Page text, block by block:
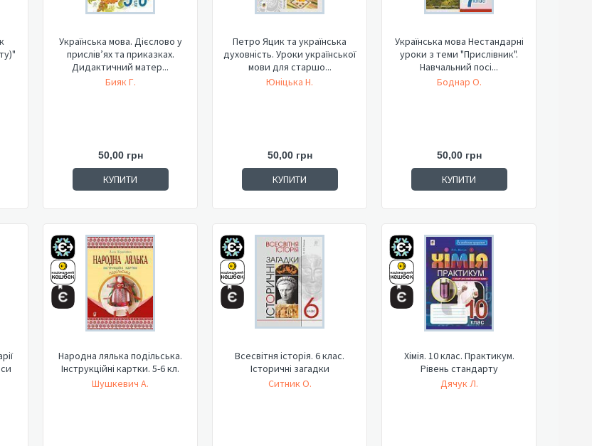
Українська мова. Дієслово у
прислів’ях та приказках.
Дидактичний матер...
Бияк Г.
50,00 грн
КУПИТИ
Петро Яцик та українська
духовність. Уроки української
мови для старшо...
Юніцька Н.
50,00 грн
КУПИТИ
Українська мова Нестандарні
уроки з теми "Прислівник".
Навчальний посі...
Боднар О.
50,00 грн
КУПИТИ
Народна лялька подільська.
Інструкційні картки. 5-6 кл.
Шушкевич А.
Всесвітня історія. 6 клас.
Історичні загадки
Ситник О.
Хімія. 10 клас. Практикум.
Рівень стандарту
Дячук Л.